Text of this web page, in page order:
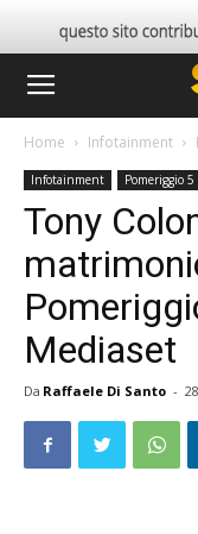
Home Infotainment
Infotainment Pomeriggio 5
Tony
Mediaset
Da Raffaele Di Santo -